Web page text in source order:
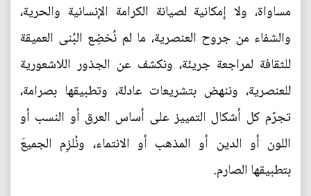
مساواة، ولا إمكانية لصيانة الكرامة الإنسانية والحرية،
والشفاء من جروح العنصرية، ما لم نُخضِع البُنى العميقة
للثقافة لمراجعة جريئة، ونكشف عن الجذور اللاشعورية
للعنصرية، وننهض بتشريعات عادلة، وتطبيقها بصرامة،
تجرّم كل أشكال التمييز على أساس العرق أو النسب أو
اللون أو الدين أو المذهب أو الانتماء، ونُلزِم الجميعَ
بتطبيقها الصارم.